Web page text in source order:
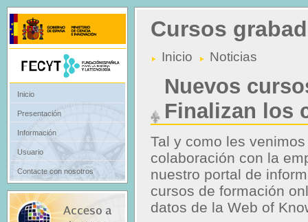
Cursos
Inicio Noticias
Nuevos
Finalizan los
Tal y como les
colaboración con la
nuestro portal de
cursos de formación
datos de la Web of
Inicio
Presentación
Información
Usuario
Contacte con nosotros